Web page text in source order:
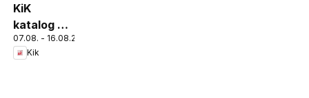
KiK
katalog do
16.08.2026
07.08. - 16.08.2026
Kik